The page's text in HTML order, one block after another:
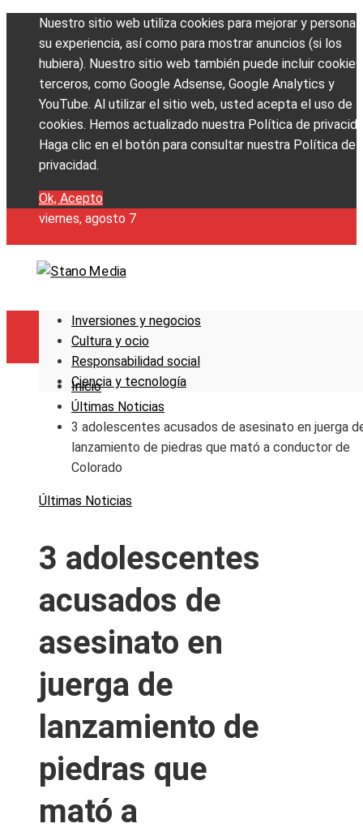
Nuestro sitio web utiliza cookies para mejorar y
su experiencia, así como para mostrar anuncios (si los
hubiera). Nuestro sitio web también puede incluir
terceros, como Google Adsense, Google Analytics y
YouTube. Al utilizar el sitio web, usted acepta el uso de
cookies. Hemos actualizado nuestra Política de
Haga clic en el botón para consultar nuestra Política de
privacidad.
Ok, Acepto
viernes, agosto 7
Inversiones y negocios
Cultura y ocio
Responsabilidad social
Ciencia y tecnología
Inicio
Últimas Noticias
3 adolescentes acusados ​​de asesinato en juerga
lanzamiento de piedras que mató a conductor de
Colorado
Últimas Noticias
3 adolescentes
acusados ​​de
asesinato en
juerga de
lanzamiento de
piedras que
mató a